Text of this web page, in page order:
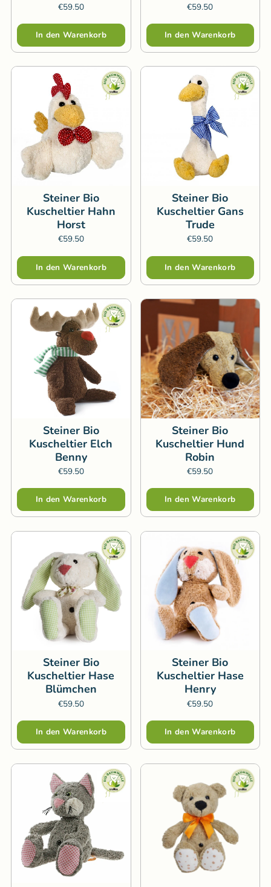
€59.50
Menge
In den Warenkorb
€59.50
Menge
In den Warenkorb
Steiner Bio
Kuscheltier Hahn
Horst
€59.50
Menge
In den Warenkorb
Steiner Bio
Kuscheltier Gans
Trude
€59.50
Menge
In den Warenkorb
Steiner Bio
Kuscheltier Elch
Benny
€59.50
Menge
In den Warenkorb
Steiner Bio
Kuscheltier Hund
Robin
€59.50
Menge
In den Warenkorb
Steiner Bio
Kuscheltier Hase
Blümchen
€59.50
Menge
In den Warenkorb
Steiner Bio
Kuscheltier Hase
Henry
€59.50
Menge
In den Warenkorb